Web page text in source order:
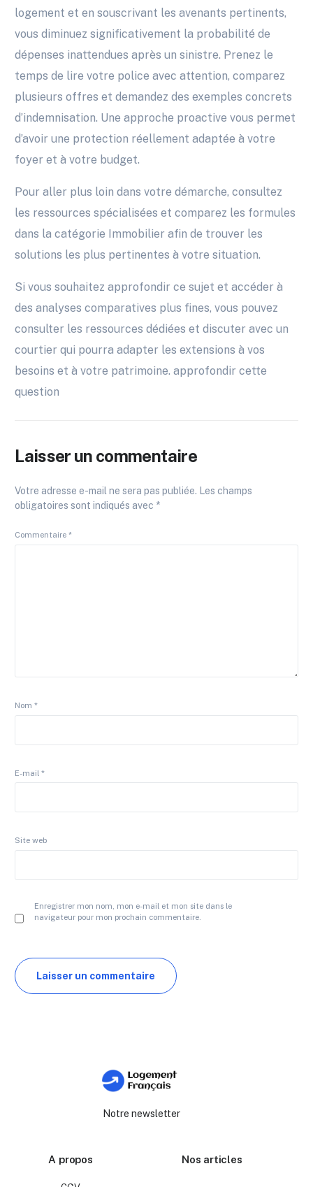
logement et en souscrivant les avenants pertinents,
vous diminuez significativement la probabilité de
dépenses inattendues après un sinistre. Prenez le
temps de lire votre police avec attention, comparez
plusieurs offres et demandez des exemples concrets
d’indemnisation. Une approche proactive vous permet
d’avoir une protection réellement adaptée à votre
foyer et à votre budget.
Pour aller plus loin dans votre démarche, consultez
les ressources spécialisées et comparez les formules
dans la catégorie Immobilier afin de trouver les
solutions les plus pertinentes à votre situation.
Si vous souhaitez approfondir ce sujet et accéder à
des analyses comparatives plus fines, vous pouvez
consulter les ressources dédiées et discuter avec un
courtier qui pourra adapter les extensions à vos
besoins et à votre patrimoine. approfondir cette
question
Laisser un commentaire
Votre adresse e-mail ne sera pas publiée. Les champs
obligatoires sont indiqués avec *
Commentaire*
Nom*
E-mail*
Site web
Enregistrer mon nom, mon e-mail et mon site dans le
navigateur pour mon prochain commentaire.
Notre newsletter
A propos Nos articles